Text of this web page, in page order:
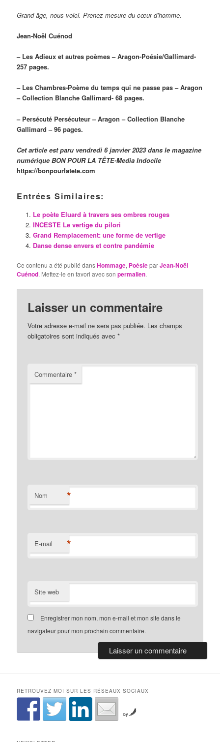
Grand âge, nous voici. Prenez mesure du cœur d’homme.
Jean-Noël Cuénod
– Les Adieux et autres poèmes – Aragon-Poésie/Gallimard-
257 pages.
– Les Chambres-Poème du temps qui ne passe pas – Aragon
– Collection Blanche Gallimard- 68 pages.
– Persécuté Persécuteur – Aragon – Collection Blanche
Gallimard – 96 pages.
Cet article est paru vendredi 6 janvier 2023 dans le magazine
numérique BON POUR LA TÊTE-Media Indocile
https://bonpourlatete.com
Entrées Similaires:
Le poète Eluard à travers ses ombres rouges
INCESTE Le vertige du pilori
Grand Remplacement: une forme de vertige
Danse dense envers et contre pandémie
Ce contenu a été publié dansHommage, PoésieparJean-Noël
Cuénod. Mettez-le en favori avec sonpermalien.
Laisser un commentaire
Votre adresse e-mail ne sera pas publiée. Les champs
obligatoires sont indiqués avec*
Commentaire*
Nom *
E-mail *
Site web
Enregistrer mon nom, mon e-mail et mon site dans le
navigateur pour mon prochain commentaire.
RETROUVEZ MOI SUR LES RÉSEAUX SOCIAUX
by